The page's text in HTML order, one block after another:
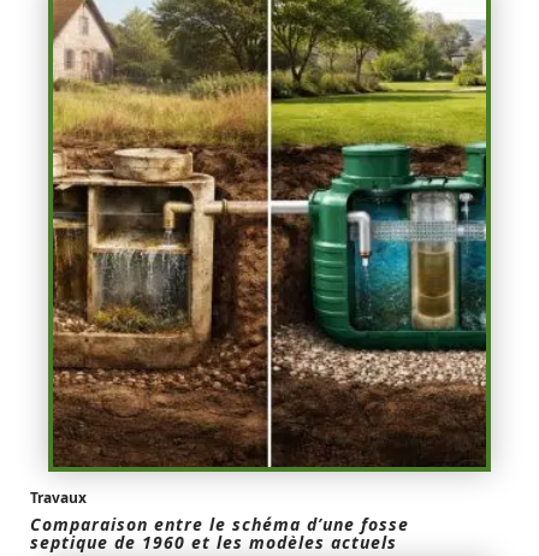
Travaux
Comparaison entre le schéma d’une fosse
septique de 1960 et les modèles actuels